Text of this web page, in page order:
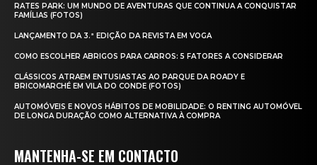
RATES PARK: UM MUNDO DE AVENTURAS QUE CONTINUA A CONQUISTAR
FAMÍLIAS (FOTOS)
LANÇAMENTO DA 3.ª EDIÇÃO DA REVISTA EM VOGA
COMO ESCOLHER ABRIGOS PARA CARROS: 5 FATORES A CONSIDERAR
CLÁSSICOS ATRAEM ENTUSIASTAS AO PARQUE DA ROADY E
BRICOMARCHÉ EM VILA DO CONDE (FOTOS)
AUTOMÓVEIS E NOVOS HÁBITOS DE MOBILIDADE: O RENTING AUTOMÓVEL
DE LONGA DURAÇÃO COMO ALTERNATIVA À COMPRA
MANTENHA-SE EM CONTACTO